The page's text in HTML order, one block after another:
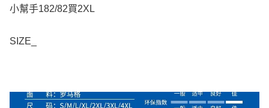
小幫手182/82買2XL
SIZE_